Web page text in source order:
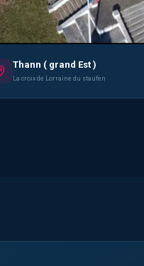
Thann ( grand Est )
La croix de Lorraine du staufen